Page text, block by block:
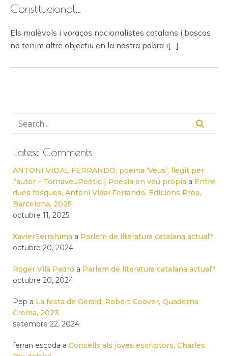
Constitucional…
Els malèvols i voraços nacionalistes catalans i bascos
no tenim altre objectiu en la nostra pobra i[…]
Latest Comments
ANTONI VIDAL FERRANDO, poema ‘Veus’, llegit per
l’autor – TornaveuPoètic | Poesia en veu pròpia a Entre
dues fosques, Antoni Vidal Ferrando, Edicions Proa,
Barcelona, 2025
octubre 11, 2025
XavierSerrahima a Parlem de literatura catalana actual?
octubre 20, 2024
Roger Vilà Padró a Parlem de literatura catalana actual?
octubre 20, 2024
Pep a La festa de Gerald, Robert Coover, Quaderns
Crema, 2023
setembre 22, 2024
ferran escoda a Consells als joves escriptors, Charles